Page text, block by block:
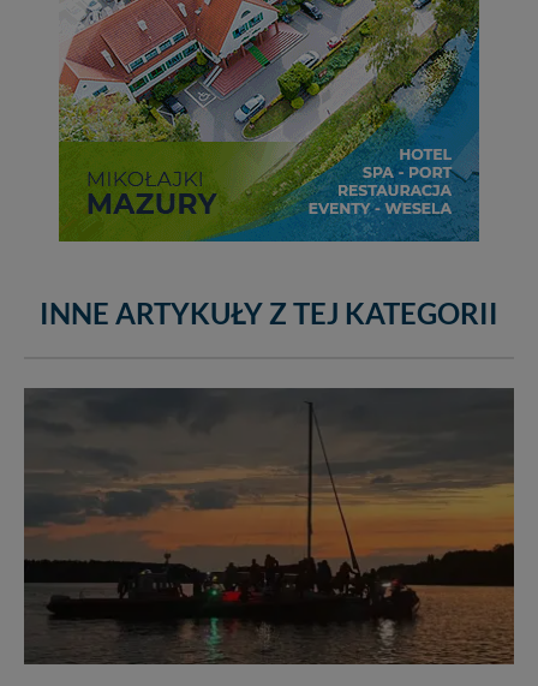
INNE ARTYKUŁY Z TEJ KATEGORII